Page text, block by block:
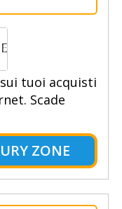
tuoi acquisti
Scade
ZONE